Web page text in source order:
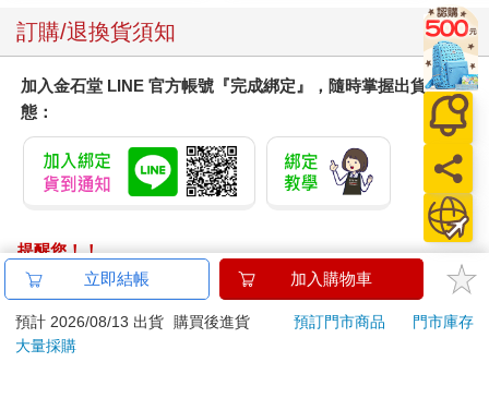
訂購/退換貨須知
加入金石堂 LINE 官方帳號『完成綁定』，隨時掌握出貨動
態：
提醒您！！
金石堂及銀行均不會請您操作ATM! 如接獲電話要求您前往
ATM提款機，請不要聽從指示，以免受騙上當！
退換貨須知：
立即結帳 加入購物車
預計 2026/08/13 出貨 購買後進貨 預訂門市商品
門市庫存
大量採購